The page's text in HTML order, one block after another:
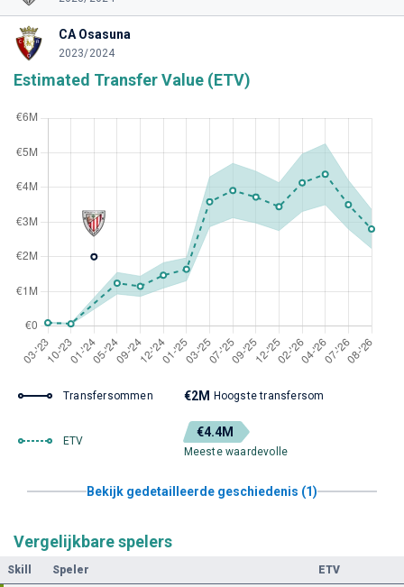
CA Osasuna
2023/2024
Estimated Transfer Value (ETV)
Transfersommen €2M Hoogste transfersom
ETV
€4.4M
Meeste waardevolle
Bekijk gedetailleerde geschiedenis (1)
Vergelijkbare spelers
Skill Speler ETV